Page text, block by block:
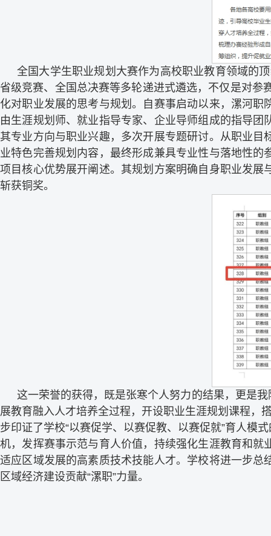
全国大学生职业规划大赛作为高校职业教育领域的
省级竞赛、全国总决赛等多轮递进式遴选，不仅是对参
化对职业发展的思考与规划。自赛事启动以来，漯河
由生涯规划师、就业指导专家、企业导师组成的指导
其专业方向与职业兴趣，多次开展专题研讨。从职业
业特色完善规划内容，最终形成兼具专业性与落地性
项目核心优势展开阐述。其规划方案明确自身职业发
斩获铜奖。
这一荣誉的获得，既是张寒个人努力的结果，更是
展教育融入人才培养全过程，开设职业生涯规划课程，
步印证了学校“以赛促学、以赛促教、以赛促就”育人模
机，发挥赛事示范与育人价值，持续强化生涯教育和
适应区域发展的高素质技术技能人才。学校将进一步
区域经济建设贡献“漯职”力量。